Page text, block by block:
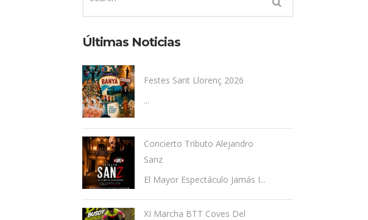
Últimas Noticias
Festes Sant Llorenç 2026
...
Concierto Tributo Alejandro
Sanz
El Mayor Espectáculo Jamás I...
XI Marcha BTT Coves Del